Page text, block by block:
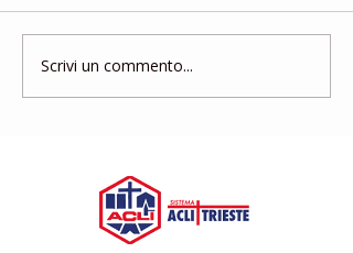
Gruppo di Mutuo
Aiuto
Scrivi un commento...